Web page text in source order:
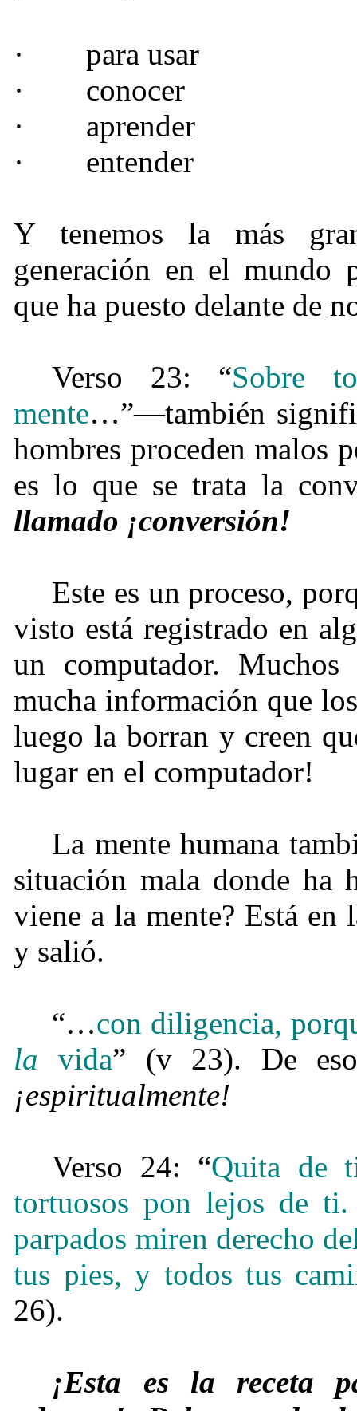
·
para usar
·
conocer
·
aprender
·
entender
Y tenemos la más
generación en el mundo
que ha puesto delante de
Verso 23: “Sobre
mente…”—también
hombres proceden malos
es lo que se trata la
llamado ¡conversión!
Este es un proceso,
visto está registrado en
un computador.
mucha información que
luego la borran y creen
lugar en el computador!
La mente humana
situación mala donde ha
viene a la mente? Está en
y salió.
“…con diligencia,
lavida” (v 23). De
¡espiritualmente!
Verso 24: “Quita de
tortuosos pon lejos de ti.
parpados miren derecho
tus pies, y todos tus
26).
¡Esta es la receta